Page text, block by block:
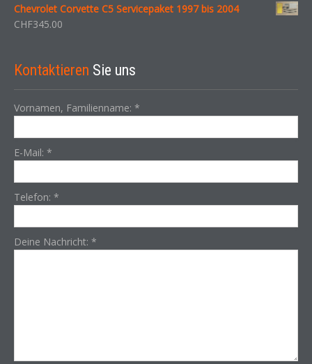
Chevrolet Corvette C5 Servicepaket 1997 bis 2004
CHF345.00
Kontaktieren Sie uns
Vornamen, Familienname: *
E-Mail: *
Telefon: *
Deine Nachricht: *